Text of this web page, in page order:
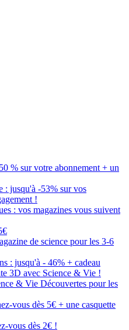
% sur votre abonnement + un
: jusqu'à -53% sur vos
!
: vos magazines vous suivent
de science pour les 3-6
: jusqu'à - 46% + cadeau
3D avec Science & Vie !
& Vie Découvertes pour les
vous dès 5€ + une casquette
vous dès 2€ !